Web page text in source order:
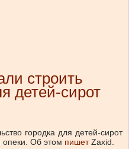
строить
детей-сирот
городка для детей-сирот
опеки. Об этом пишет Zaxid.